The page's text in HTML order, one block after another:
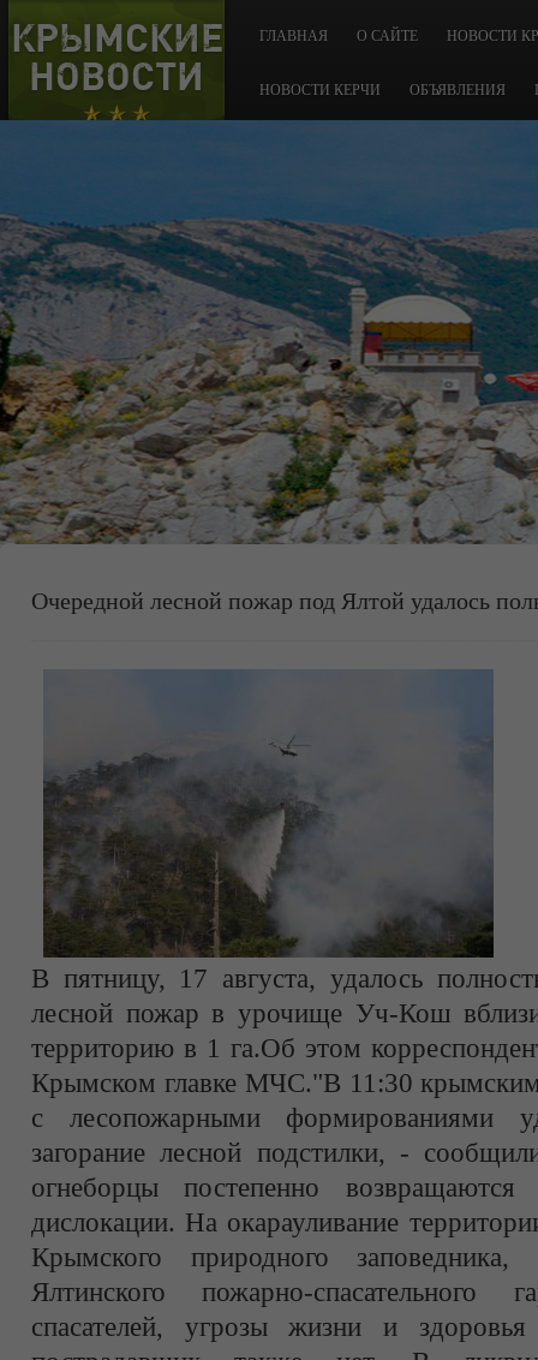
КРЫМСКИЕ
НОВОСТИ
ГЛАВНАЯ О САЙТЕ НОВОСТИ
НОВОСТИ КЕРЧИ ОБЪЯВЛЕНИЯ
Очередной лесной пожар под Ялтой удалось
В пятницу, 17 августа, удалось
лесной пожар в урочище Уч-Кош
территорию в 1 га.Об этом
Крымском главке МЧС."В 11:30 крымским
с лесопожарными формированиями
загорание лесной подстилки, -
огнеборцы постепенно
дислокации. На окарауливание
Крымского природного
Ялтинского пожарно-спасательного
спасателей, угрозы жизни и